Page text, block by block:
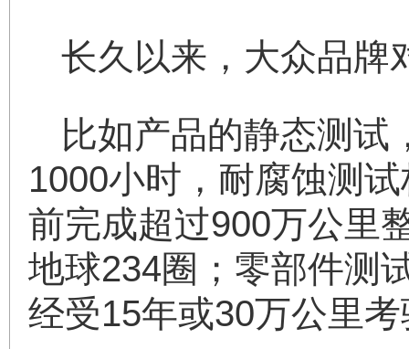
长久以来，大众品牌
比如产品的静态测
1000小时，耐腐蚀测
前完成超过900万公里
地球234圈；零部件测
经受15年或30万公里